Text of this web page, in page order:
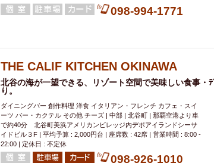
098-994-1771
THE CALIF KITCHEN OKINAWA
北谷の海が一望できる、リゾート空間で美味しい食事・
り。
ダイニングバー 創作料理 洋食 イタリアン・フレンチ カフェ・スイ
ーツ バー・カクテル その他 チーズ | 中部 | 北谷町 | 那覇空港より車
で約40分 北谷町美浜アメリカンビレッジ内デポアイランドシーサ
イドビル３F | 平均予算 : 2,000円台 | 座席数 : 42席 | 営業時間 : 8:00 -
22:00 | 定休日 : 不定休
098-926-1010